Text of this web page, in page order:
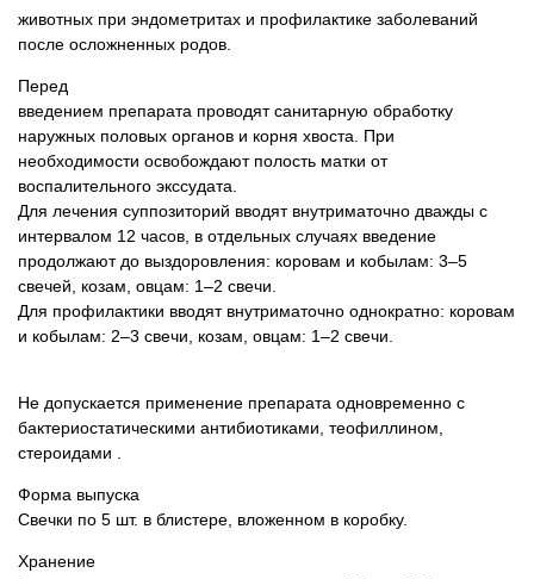
животных при эндометритах и ​​профилактике заболеваний
после осложненных родов.
Перед
введением препарата проводят санитарную обработку
наружных половых органов и корня хвоста. При
необходимости освобождают полость матки от
воспалительного экссудата.
Для лечения суппозиторий вводят внутриматочно дважды с
интервалом 12 часов, в отдельных случаях введение
продолжают до выздоровления: коровам и кобылам: 3–5
свечей, козам, овцам: 1–2 свечи.
Для профилактики вводят внутриматочно однократно: коровам
и кобылам: 2–3 свечи, козам, овцам: 1–2 свечи.
Не допускается применение препарата одновременно с
бактериостатическими антибиотиками, теофиллином,
стероидами
Форма выпуска
Cвечки по 5 шт. в блистере, вложенном в коробку.
Хранение